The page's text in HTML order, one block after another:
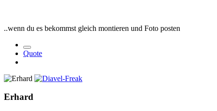
..wenn du es bekommst gleich montieren und Foto posten
Quote
Erhard